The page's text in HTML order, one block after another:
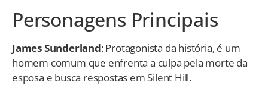
Personagens Principais
James Sunderland: Protagonista da história, é um
homem comum que enfrenta a culpa pela morte da
esposa e busca respostas em Silent Hill.